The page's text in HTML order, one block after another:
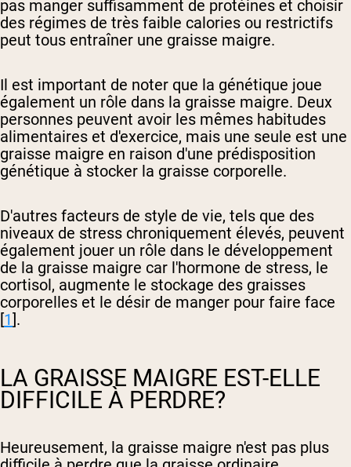
pas manger suffisamment de protéines et choisir
des régimes de très faible calories ou restrictifs
peut tous entraîner une graisse maigre.
Il est important de noter que la génétique joue
également un rôle dans la graisse maigre. Deux
personnes peuvent avoir les mêmes habitudes
alimentaires et d'exercice, mais une seule est une
graisse maigre en raison d'une prédisposition
génétique à stocker la graisse corporelle.
D'autres facteurs de style de vie, tels que des
niveaux de stress chroniquement élevés, peuvent
également jouer un rôle dans le développement
de la graisse maigre car l'hormone de stress, le
cortisol, augmente le stockage des graisses
corporelles et le désir de manger pour faire face
[1].
LA GRAISSE MAIGRE EST-ELLE
DIFFICILE À PERDRE?
Heureusement, la graisse maigre n'est pas plus